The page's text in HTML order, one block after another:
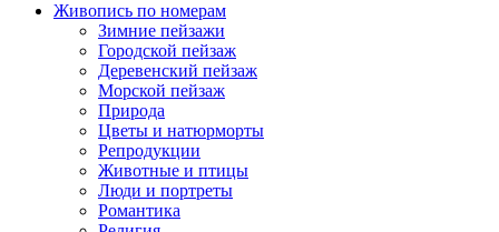
Живопись по номерам
Зимние пейзажи
Городской пейзаж
Деревенский пейзаж
Морской пейзаж
Природа
Цветы и натюрморты
Репродукции
Животные и птицы
Люди и портреты
Романтика